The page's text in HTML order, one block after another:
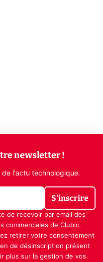
newsletter !
de l'actu technologique.
S'inscrire
de recevoir par email des
commerciales de Clubic.
retirer votre consentement
de désinscription présent
plus sur la gestion de vos